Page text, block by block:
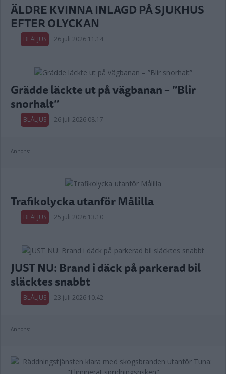
ÄLDRE KVINNA INLAGD PÅ SJUKHUS
EFTER OLYCKAN
BLÅLJUS 26 juli 2026 11.14
Grädde läckte ut på vägbanan – ”Blir
snorhalt”
BLÅLJUS 26 juli 2026 08.17
Annons:
Trafikolycka utanför Målilla
BLÅLJUS 25 juli 2026 13.10
JUST NU: Brand i däck på parkerad bil
släcktes snabbt
BLÅLJUS 23 juli 2026 10.42
Annons: